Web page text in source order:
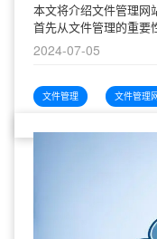
本文将介绍文件管理网
首先从文件管理的重要
2024-07-05
文件管理 文件管理